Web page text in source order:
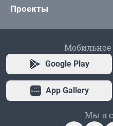
Проекты
Google Play
App Gallery
Мы в